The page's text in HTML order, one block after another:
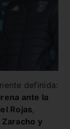
definida:
ante la
Rojas,
y